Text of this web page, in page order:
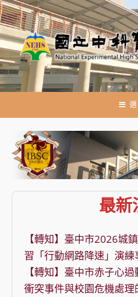
跳
轉
至
主
要
內
最新
【轉知】臺中市2026城
習「行動網路降速」演練
【轉知】臺中市赤子心
衝突事件與校園危機處